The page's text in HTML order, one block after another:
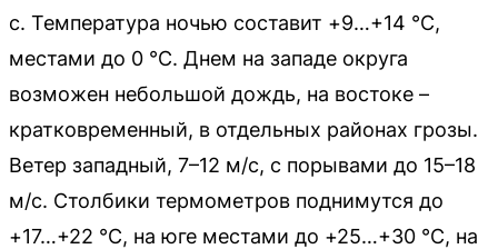
с. Температура ночью составит +9…+14 °C,
местами до 0 °C. Днем на западе округа
возможен небольшой дождь, на востоке –
кратковременный, в отдельных районах грозы.
Ветер западный, 7–12 м/с, с порывами до 15–18
м/с. Столбики термометров поднимутся до
+17…+22 °C, на юге местами до +25…+30 °C, на